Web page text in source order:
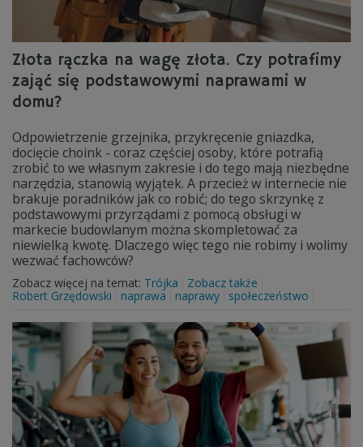
Złota rączka na wagę złota. Czy potrafimy
zająć się podstawowymi naprawami w
domu?
Odpowietrzenie grzejnika, przykręcenie gniazdka,
docięcie choink - coraz częściej osoby, które potrafią
zrobić to we własnym zakresie i do tego mają niezbędne
narzędzia, stanowią wyjątek. A przecież w internecie nie
brakuje poradników jak co robić; do tego skrzynkę z
podstawowymi przyrządami z pomocą obsługi w
markecie budowlanym można skompletować za
niewielką kwotę. Dlaczego więc tego nie robimy i wolimy
wezwać fachowców?
Zobacz więcej na temat: Trójka
Zobacz także
Robert Grzędowski
naprawa naprawy społeczeństwo